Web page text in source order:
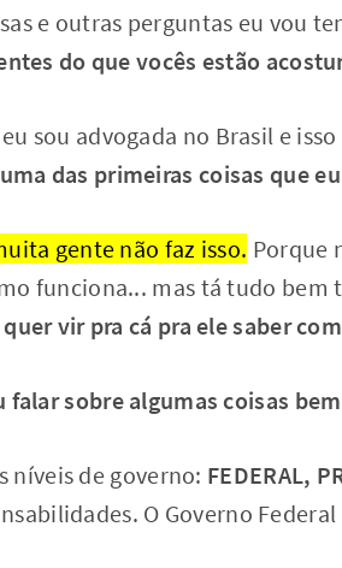
e outras perguntas eu vou
do que vocês estão
sou advogada no Brasil e
das primeiras coisas que
gente não faz isso. Porque
funciona... mas tá tudo bem
vir pra cá pra ele saber
falar sobre algumas coisas
níveis de governo: FEDERAL,
O Governo